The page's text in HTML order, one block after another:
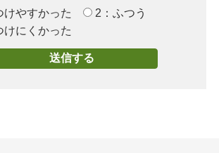
けやすかった
2：ふつう
けにくかった